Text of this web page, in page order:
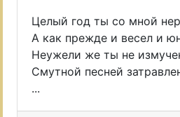
Целый год ты со мной
А как прежде и весел и
Неужели же ты не
Смутной песней
...